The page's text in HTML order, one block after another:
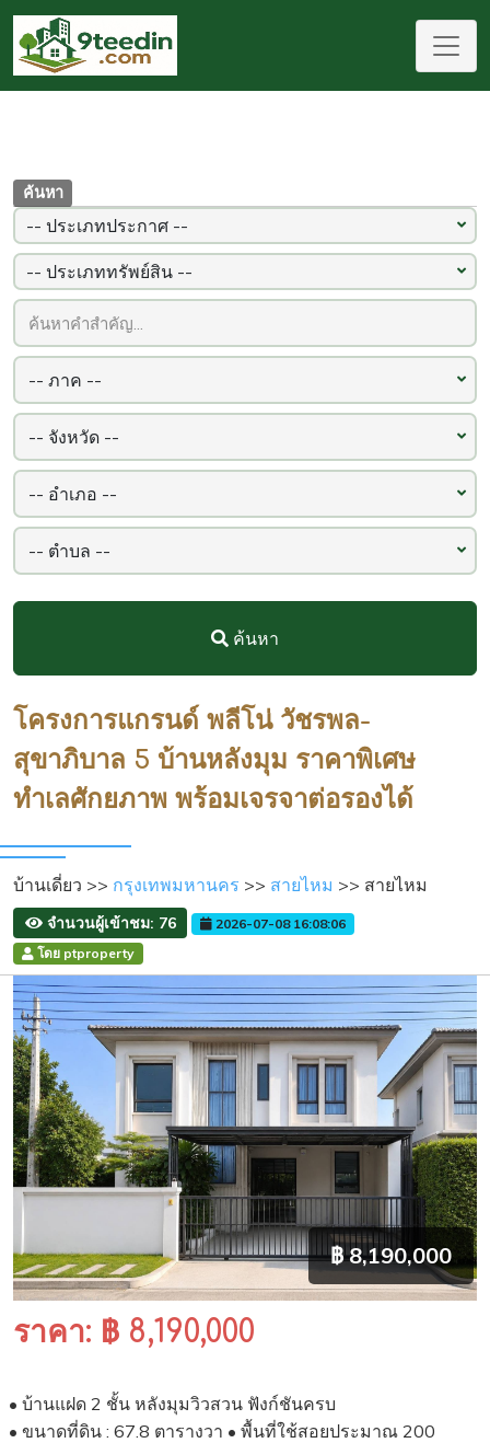
ค้นหา
ค้นหา
โครงการแกรนด์ พลีโน่ วัชรพล-
สุขาภิบาล 5 บ้านหลังมุม ราคาพิเศษ
ทำเลศักยภาพ พร้อมเจรจาต่อรองได้
บ้านเดี่ยว >> กรุงเทพมหานคร >> สายไหม >> สายไหม
จำนวนผู้เข้าชม: 76
2026-07-08 16:08:06
โดย ptproperty
฿ 8,190,000
ราคา: ฿ 8,190,000
• บ้านแฝด 2 ชั้น หลังมุมวิวสวน ฟังก์ชันครบ
• ขนาดที่ดิน : 67.8 ตารางวา • พื้นที่ใช้สอยประมาณ 200